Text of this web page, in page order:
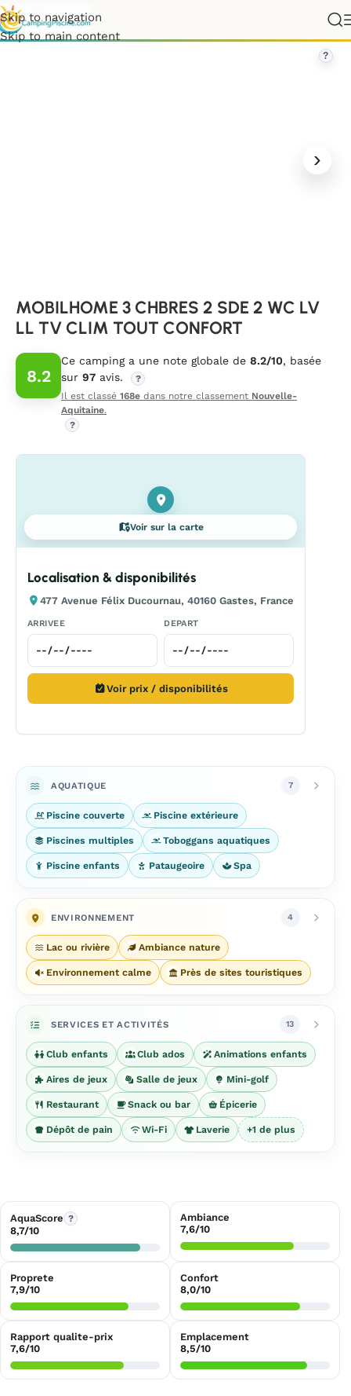
Skip to navigation
Skip to main content
3 CHBRES 2 SDE 2 WC LV LL TV CLIM TOUT CONFORT
?
MOBILHOME 3 CHBRES 2 SDE 2 WC LV
LL TV CLIM TOUT CONFORT
8.2
Ce camping a une note globale de 8.2/10, basée
sur 97 avis.
?
Il est classé 168e dans notre classement Nouvelle-
Aquitaine.
?
Voir sur la carte
Localisation & disponibilités
477 Avenue Félix Ducournau, 40160 Gastes, France
ARRIVEE DEPART
Voir prix / disponibilités
AQUATIQUE 7
Piscine couverte Piscine extérieure
Piscines multiples Toboggans aquatiques
Piscine enfants Pataugeoire Spa
ENVIRONNEMENT 4
Lac ou rivière Ambiance nature
Environnement calme Près de sites touristiques
SERVICES ET ACTIVITÉS 13
Club enfants Club ados Animations enfants
Aires de jeux Salle de jeux Mini-golf
Restaurant Snack ou bar Épicerie
Dépôt de pain Wi-Fi Laverie +1 de plus
AquaScore ?
8,7/10
Ambiance
7,6/10
Proprete
7,9/10
Confort
8,0/10
Rapport qualite-prix
7,6/10
Emplacement
8,5/10